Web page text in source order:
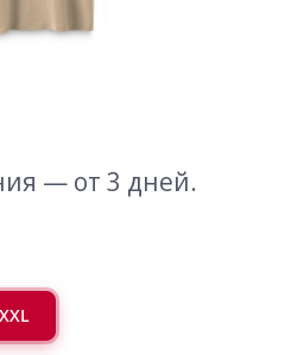
— от 3 дней.
XXL